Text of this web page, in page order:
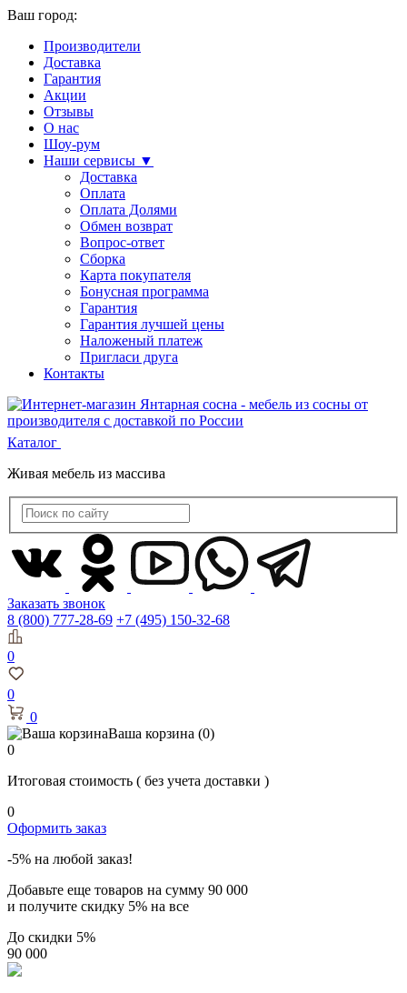
Ваш город:
Производители
Доставка
Гарантия
Акции
Отзывы
О нас
Шоу-рум
Наши сервисы ▼
Доставка
Оплата
Оплата Долями
Обмен возврат
Вопрос-ответ
Сборка
Карта покупателя
Бонусная программа
Гарантия
Гарантия лучшей цены
Наложеный платеж
Пригласи друга
Контакты
Каталог
Живая мебель из массива
Заказать звонок
8 (800) 777-28-69 +7 (495) 150-32-68
0
0
0
Ваша корзина (0)
0
Итоговая стоимость ( без учета доставки )
0
Оформить заказ
-5% на любой заказ!
Добавьте еще товаров на сумму 90 000
и получите скидку 5% на все
До скидки 5%
90 000